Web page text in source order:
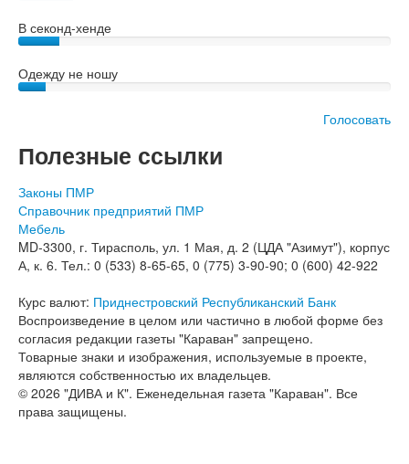
В секонд-хенде
Одежду не ношу
Голосовать
Полезные ссылки
Законы ПМР
Справочник предприятий ПМР
Мебель
MD-3300, г. Тирасполь, ул. 1 Мая, д. 2 (ЦДА "Азимут"), корпус
А, к. 6. Тел.: 0 (533) 8-65-65, 0 (775) 3-90-90; 0 (600) 42-922
Курс валют: Приднестровский Республиканский Банк
Воспроизведение в целом или частично в любой форме без
согласия редакции газеты "Караван" запрещено.
Товарные знаки и изображения, используемые в проекте,
являются собственностью их владельцев.
© 2026 "ДИВА и К". Еженедельная газета "Караван". Все
права защищены.